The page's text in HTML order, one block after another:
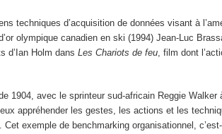
techniques d’acquisition de données visant à
olympique canadien en ski (1994) Jean-Luc
d’Ian Holm dansLes Chariots de feu , film dont
1904, avec le sprinteur sud-africain Reggie Walker
appréhender les gestes, les actions et les
exemple de benchmarking organisationnel,